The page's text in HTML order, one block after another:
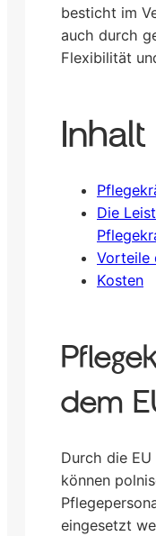
besticht im
auch durch
Flexibilität
Inhalt
Die
Vorteile
Kosten
dem
Durch die
können
eingesetzt